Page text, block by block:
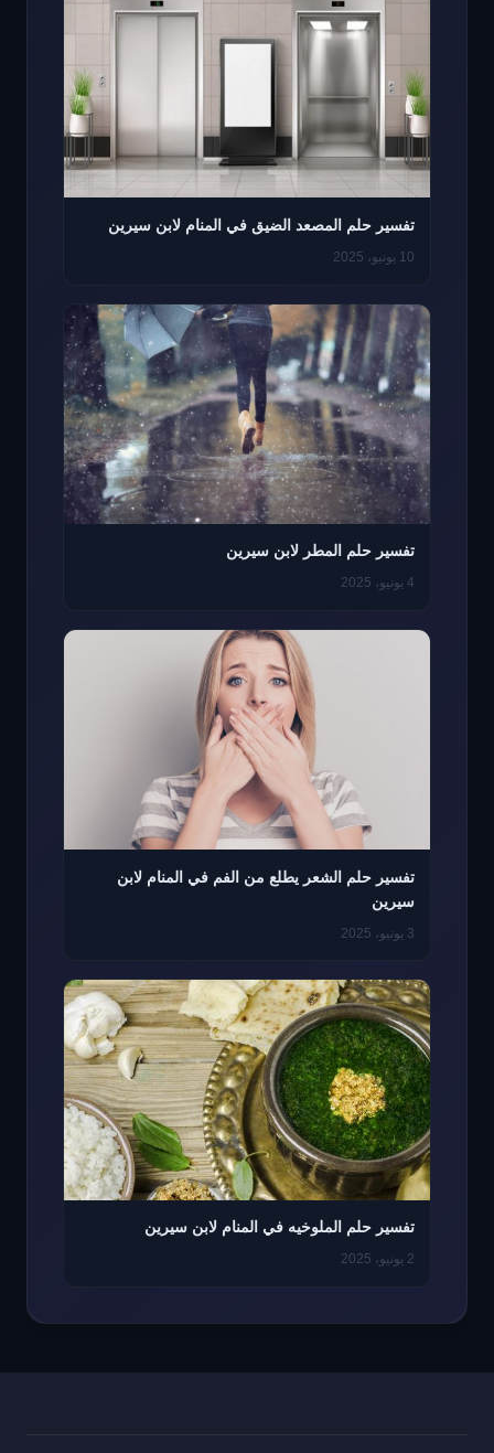
تفسير حلم المصعد الضيق في المنام لابن سيرين
10 يونيو، 2025
تفسير حلم المطر لابن سيرين
4 يونيو، 2025
تفسير حلم الشعر يطلع من الفم في المنام لابن
سيرين
3 يونيو، 2025
تفسير حلم الملوخيه في المنام لابن سيرين
2 يونيو، 2025